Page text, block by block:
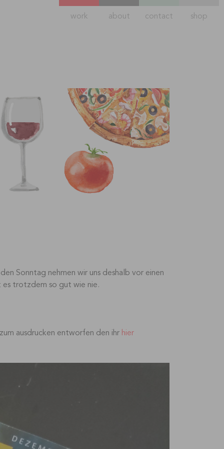
work about contact shop
Sonntag nehmen wir uns deshalb vor einen
trotzdem so gut wie nie.
ausdrucken entworfen den ihr hier